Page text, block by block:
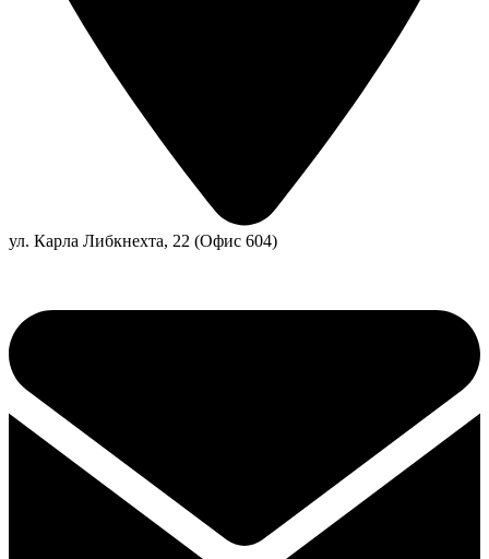
ул. Карла Либкнехта, 22 (Офис 604)